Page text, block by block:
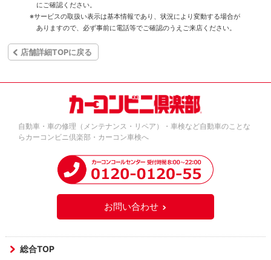
にご確認ください。
※サービスの取扱い表示は基本情報であり、状況により変動する場合が
ありますので、必ず事前に電話等でご確認のうえご来店ください。
店舗詳細TOPに戻る
自動車・車の修理（メンテナンス・リペア）・車検など自動車のことな
らカーコンビニ倶楽部・カーコン車検へ
お問い合わせ
総合TOP